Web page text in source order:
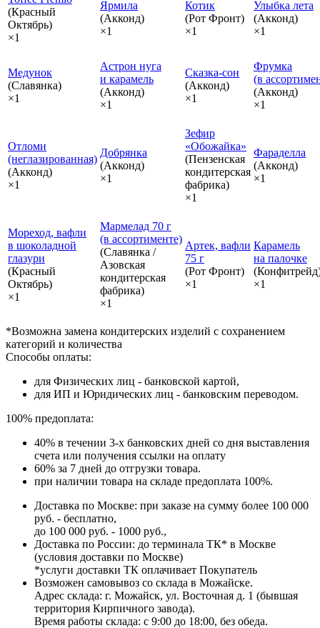
(Красный
Октябрь)
×1
Ярмила
(Акконд)
×1
Котик
(Рот Фронт)
×1
Улыбка лета
(Акконд)
×1
Медунок
(Славянка)
×1
Астрон нуга
и карамель
(Акконд)
×1
Сказка‑сон
(Акконд)
×1
Фрумка
(в
(Акконд)
×1
Отломи
(неглазированная)
(Акконд)
×1
Добрянка
(Акконд)
×1
Зефир
«Обожайка»
(Пензенская
кондитерская
фабрика)
×1
Фараделла
(Акконд)
×1
Мореход, вафли
в шоколадной
глазури
(Красный
Октябрь)
×1
Мармелад 70 г
(в ассортименте)
(Славянка /
Азовская
кондитерская
фабрика)
×1
Артек, вафли
75 г
(Рот Фронт)
×1
Карамель
на палочке
×1
*Возможна замена кондитерских изделий с сохранением
категорий и количества
Способы оплаты:
для Физических лиц - банковской картой,
для ИП и Юридических лиц - банковским переводом.
100% предоплата:
40% в течении 3-х банковских дней со дня выставления
счета или получения ссылки на оплату
60% за 7 дней до отгрузки товара.
при наличии товара на складе предоплата 100%.
Доставка по Москве: при заказе на сумму более 100 000
руб. - бесплатно,
до 100 000 руб. - 1000 руб.,
Доставка по России: до терминала ТК* в Москве
(условия доставки по Москве)
*услуги доставки ТК оплачивает Покупатель
Возможен самовывоз со склада в Можайске.
Адрес склада: г. Можайск, ул. Восточная д. 1 (бывшая
территория Кирпичного завода).
Время работы склада: с 9:00 до 18:00, без обеда.